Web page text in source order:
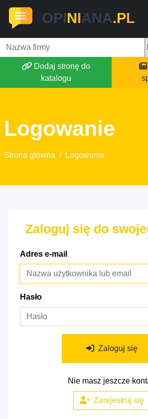
OPINIANA.PL
Dodaj stronę do
katalogu
Logowanie
Strona główna / Logowanie
Zaloguj się do
Adres e-mail
Hasło
Zaloguj się
Nie masz jeszcze
Zarejestruj się